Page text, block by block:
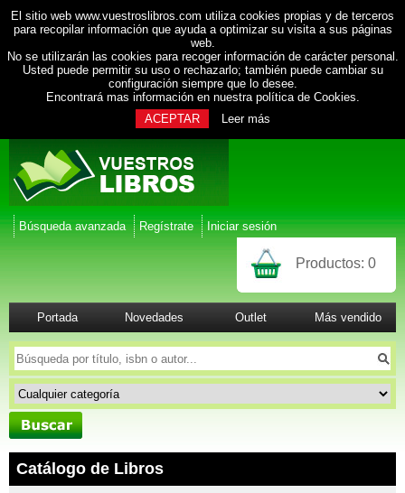
El sitio web www.vuestroslibros.com utiliza cookies propias y de terceros
para recopilar información que ayuda a optimizar su visita a sus páginas
web.
No se utilizarán las cookies para recoger información de carácter personal.
Usted puede permitir su uso o rechazarlo; también puede cambiar su
configuración siempre que lo desee.
Encontrará mas información en nuestra política de Cookies.
ACEPTAR
Leer más
Búsqueda avanzada Regístrate Iniciar sesión
Productos: 0
Portada Novedades Outlet Más vendido
Catálogo de Libros